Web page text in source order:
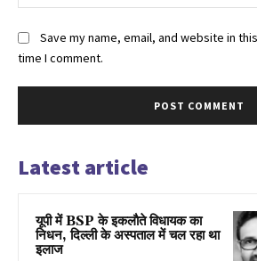
Save my name, email, and website in
time I comment.
Latest article
यूपी में BSP के इकलाैते विधायक का
निधन, दिल्ली के अस्पताल में चल रहा था
इलाज